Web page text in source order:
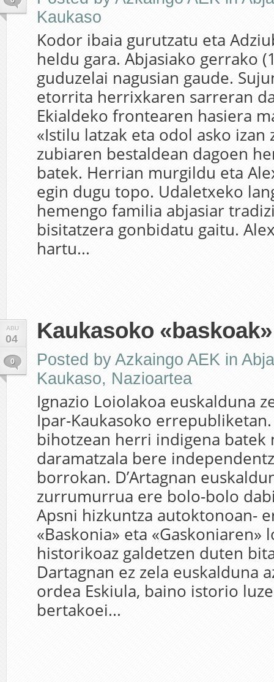
Kaukaso
Kodor ibaia gurutzatu eta
heldu gara. Abjasiako gerrako
guduzelai nagusian gaude.
etorrita herrixkaren sarreran
Ekialdeko frontearen hasiera
«Istilu latzak eta odol asko izan
zubiaren bestaldean dagoen
batek. Herrian murgildu eta
egin dugu topo. Udaletxeko
hemengo familia abjasiar
bisitatzera gonbidatu gaitu.
hartu...
ABU
04
0
Kaukasoko «baskoak»
Posted byAzkaingo AEK in
Kaukaso, Nazioartea
Ignazio Loiolakoa euskalduna
Ipar-Kaukasoko
bihotzean herri indigena batek
daramatzala bere
borrokan. D’Artagnan
zurrumurrua ere bolo-bolo
Apsni hizkuntza autoktonoan-
«Baskonia» eta «Gaskoniaren»
historikoaz galdetzen duten
Dartagnan ez zela euskalduna
ordea Eskiula, baino istorio
bertakoei...